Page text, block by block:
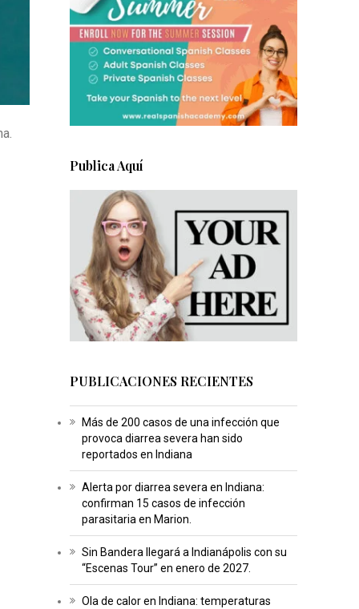
Publica Aquí
PUBLICACIONES RECIENTES
Más de 200 casos de una infección que
provoca diarrea severa han sido
reportados en Indiana
Alerta por diarrea severa en Indiana:
confirman 15 casos de infección
parasitaria en Marion.
Sin Bandera llegará a Indianápolis con su
“Escenas Tour” en enero de 2027.
Ola de calor en Indiana: temperaturas